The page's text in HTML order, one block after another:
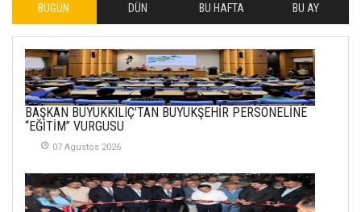
İLHAN YILMAZ
SOFRADA AYRIMCILIK
VAR
26 Subat 2026
METİN ERTEM
SEMRA ŞAHİN
BUGÜN DÜN BU HAFTA BU AY
BAŞKAN BÜYÜKKILIÇ'TAN BÜYÜKŞEHİR PERSONELİNE
“EĞİTİM” VURGUSU
07 Agustos 2026